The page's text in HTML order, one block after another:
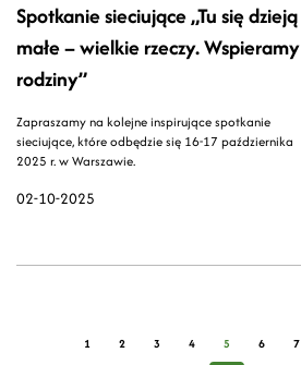
02-10-2025
Spotkanie sieciujące „Tu się dzieją
małe – wielkie rzeczy. Wspieramy
rodziny”
Zapraszamy na kolejne inspirujące spotkanie
sieciujące, które odbędzie się 16-17 października
2025 r. w Warszawie.
1 2 3 4 5 6 7